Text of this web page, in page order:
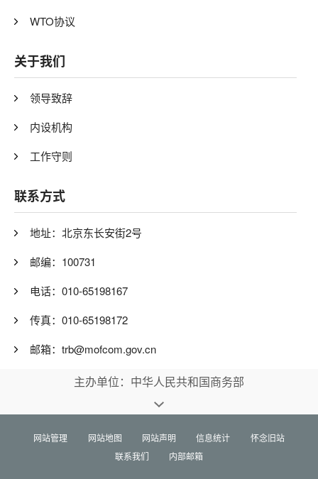
WTO协议
关于我们
领导致辞
内设机构
工作守则
联系方式
地址：北京东长安街2号
邮编：100731
电话：010-65198167
传真：010-65198172
邮箱：trb@mofcom.gov.cn
主办单位：中华人民共和国商务部
网站管理 网站地图 网站声明 信息统计
怀念旧站
联系我们
内部邮箱